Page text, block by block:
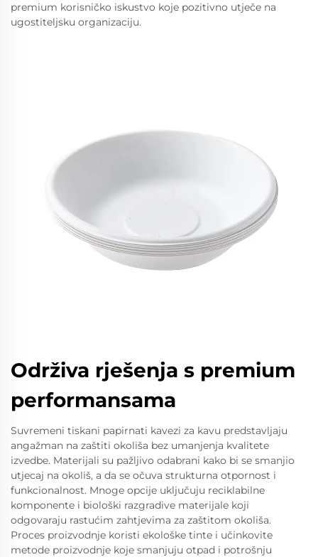
premium korisničko iskustvo koje pozitivno utječe na
ugostiteljsku organizaciju.
Održiva rješenja s premium
performansama
Suvremeni tiskani papirnati kavezi za kavu predstavljaju
angažman na zaštiti okoliša bez umanjenja kvalitete
izvedbe. Materijali su pažljivo odabrani kako bi se smanjio
utjecaj na okoliš, a da se očuva strukturna otpornost i
funkcionalnost. Mnoge opcije uključuju reciklabilne
komponente i biološki razgradive materijale koji
odgovaraju rastućim zahtjevima za zaštitom okoliša.
Proces proizvodnje koristi ekološke tinte i učinkovite
metode proizvodnje koje smanjuju otpad i potrošnju